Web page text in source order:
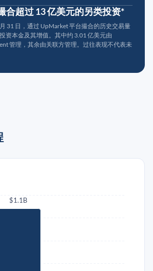
合超过 13 亿美元的另类投资*
31 日，通过 UpMarket 平台撮合的历史交易量
资本金及其增值。其中约 3.01 亿美元由
管理，其余由关联方管理。过往表现不代表未
$1.1B